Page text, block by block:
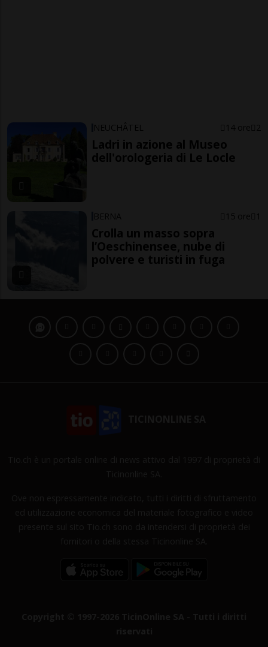
NEUCHÂTEL 14 ore 2
Ladri in azione al Museo
dell'orologeria di Le Locle
BERNA 15 ore 1
Crolla un masso sopra
l’Oeschinensee, nube di
polvere e turisti in fuga